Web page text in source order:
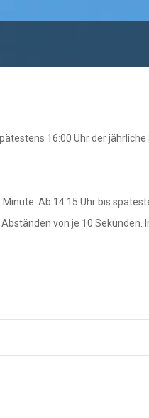
16:00 Uhr der
Ab 14:15 Uhr bis
von je 10